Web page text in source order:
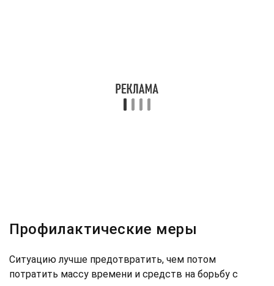
Профилактические меры
Ситуацию лучше предотвратить, чем потом
потратить массу времени и средств на борьбу с